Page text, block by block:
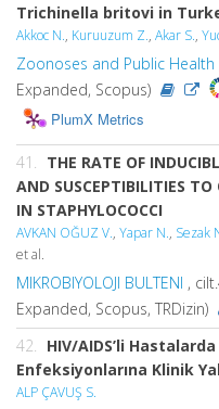
Trichinella britovi in
Akkoc N., Kuruuzum Z., Akar S.,
Zoonoses and Public Health
Expanded, Scopus)
PlumX Metrics
41. THE RATE OF
AND SUSCEPTIBILITIES
IN STAPHYLOCOCCI
AVKAN OĞUZ V., Yapar N., Sezak
et al.
MIKROBIYOLOJI BULTENI ,
Expanded, Scopus, TRDizin)
42. HIV/AIDS’li
Enfeksiyonlarına Klinik
ALP ÇAVUŞ S.